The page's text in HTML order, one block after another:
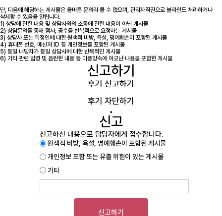
단, 다음에 해당하는 게시물은 올바른 문의라 볼 수 없으며, 관리자직권으로 블라인드 처리하거나
삭제할 수 있음을 알립니다.
1) 상담에 관한 내용 및 상담사와의 소통에 관한 내용이 아닌 게시물
2) 상담문의를 통해 점사, 공수를 반복적으로 요청하는 게시물
3) 상담사 또는 특정인에 대한 원색적 비방, 욕설, 명예훼손이 포함된 게시물
4) 휴대폰 번호, 메신저 ID 등 개인정보를 포함된 게시물
5) 동일 내담자가 동일 상담사에 대한 반복적인 게시물
6) 기타 관련 법령 및 음란한 내용 등 미풍양속에 어긋난 내용을 포함한 게시물
신고하기
후기 신고하기
후기 차단하기
신고
신고하신 내용으로 담당자에게 접수합니다.
원색적 비방, 욕설, 명예훼손이 포함된 게시물
개인정보 포함 또는 유출 위험이 있는 게시물
기타
신고하기